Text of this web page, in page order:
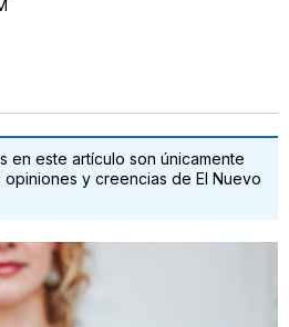
en este artículo son únicamente
y creencias de El Nuevo